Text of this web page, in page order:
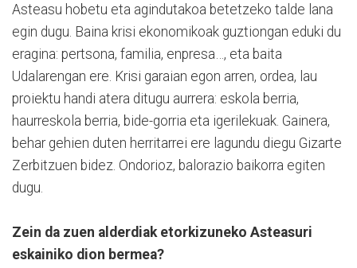
Asteasu hobetu eta agindutakoa betetzeko talde lana
egin dugu. Baina krisi ekonomikoak guztiongan eduki du
eragina: pertsona, familia, enpresa…, eta baita
Udalarengan ere. Krisi garaian egon arren, ordea, lau
proiektu handi atera ditugu aurrera: eskola berria,
haurreskola berria, bide-gorria eta igerilekuak. Gainera,
behar gehien duten herritarrei ere lagundu diegu Gizarte
Zerbitzuen bidez. Ondorioz, balorazio baikorra egiten
dugu.
Zein da zuen alderdiak etorkizuneko Asteasuri
eskainiko dion bermea?